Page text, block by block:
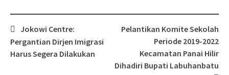
Post
navigation
Jokowi Centre:
Pergantian Dirjen Imigrasi
Harus Segera Dilakukan
Pelantikan Komite Sekolah
Periode 2019-2022
Kecamatan Panai Hilir
Dihadiri Bupati Labuhanbatu